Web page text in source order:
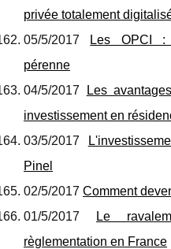
privée totalement
05/5/2017
Les OPCI :
pérenne
04/5/2017
Les
investissement en
03/5/2017
Pinel
02/5/2017 Comment
01/5/2017
Le
règlementation en France